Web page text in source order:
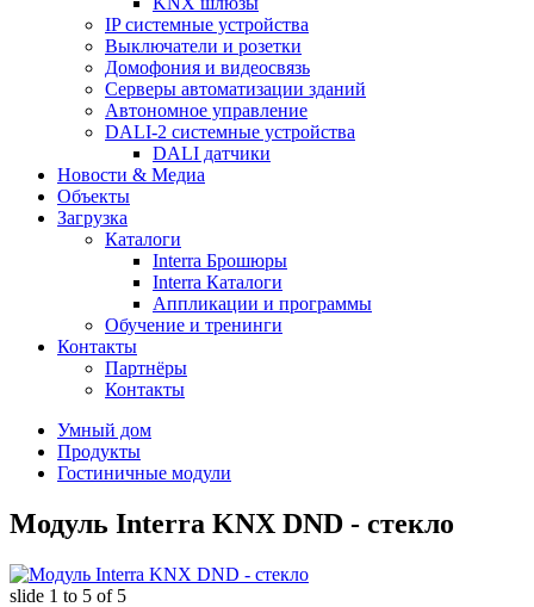
IP системные устройства
Выключатели и розетки
Домофония и видеосвязь
Серверы автоматизации зданий
Автономное управление
DALI-2 системные устройства
DALI датчики
Новости & Медиа
Объекты
Загрузка
Каталоги
Interra Брошюры
Interra Каталоги
Аппликации и программы
Обучение и тренинги
Контакты
Партнёры
Контакты
Умный дом
Продукты
Гостиничные модули
Модуль Interra KNX DND - стекло
slide 1 to 5 of 5